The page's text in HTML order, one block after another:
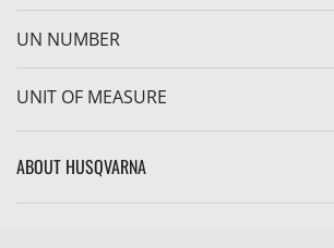
UN NUMBER
UNIT OF MEASURE
ABOUT HUSQVARNA